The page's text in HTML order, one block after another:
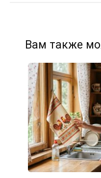
Вам также